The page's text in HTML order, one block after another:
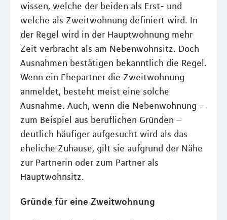
wissen, welche der beiden als Erst- und
welche als Zweitwohnung definiert wird. In
der Regel wird in der Hauptwohnung mehr
Zeit verbracht als am Nebenwohnsitz. Doch
Ausnahmen bestätigen bekanntlich die Regel.
Wenn ein Ehepartner die Zweitwohnung
anmeldet, besteht meist eine solche
Ausnahme. Auch, wenn die Nebenwohnung –
zum Beispiel aus beruflichen Gründen –
deutlich häufiger aufgesucht wird als das
eheliche Zuhause, gilt sie aufgrund der Nähe
zur Partnerin oder zum Partner als
Hauptwohnsitz.
Gründe für eine Zweitwohnung